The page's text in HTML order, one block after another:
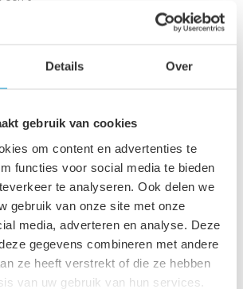
Details Over
gebruik van cookies
om content en advertenties te
functies voor social media te bieden
te analyseren. Ook delen we
gebruik van onze site met onze
media, adverteren en analyse. Deze
gegevens combineren met andere
ze heeft verstrekt of die ze hebben
van uw gebruik van hun services.